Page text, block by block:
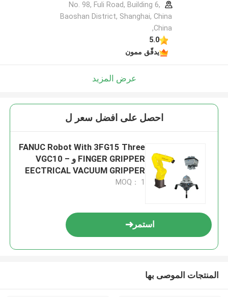
No. 98, Fuli Road, Building 6,
Baoshan District, Shanghai, China
,China
5.0
يدقّق ممون
عرض المزيد
احصل على افضل سعر ل
FANUC Robot With 3FG15 Three
FINGER GRIPPER و VGC10 –
EECTRICAL VACUUM GRIPPER
MOQ： 1
استمر
المنتجات الموصى بها